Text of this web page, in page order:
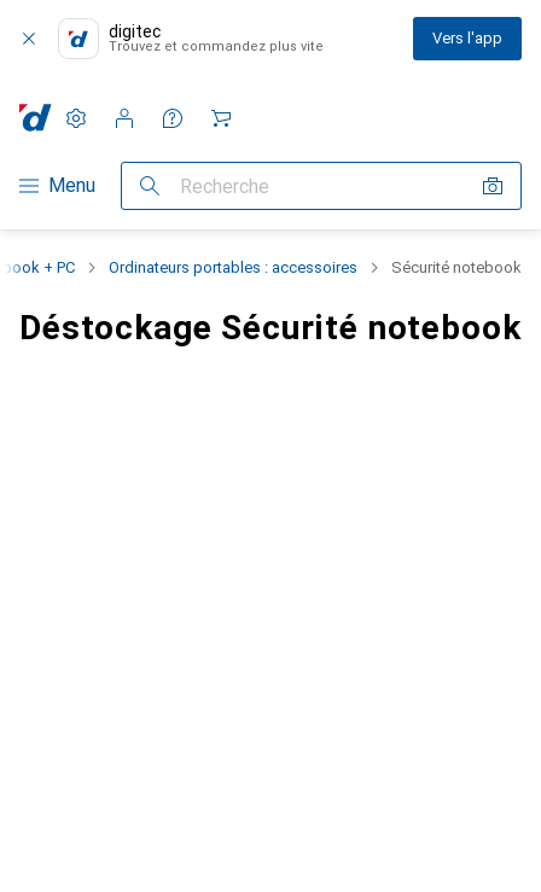
digitec
Trouvez et commandez plus vite Vers l'app
Navigation par catégorie
Menu Recherche
Paramètres
Compte client
Listes de comparaison
Listes d'envies
Panier
+ PC Ordinateurs portables : accessoires Sécurité notebook
Déstockage Sécurité notebook